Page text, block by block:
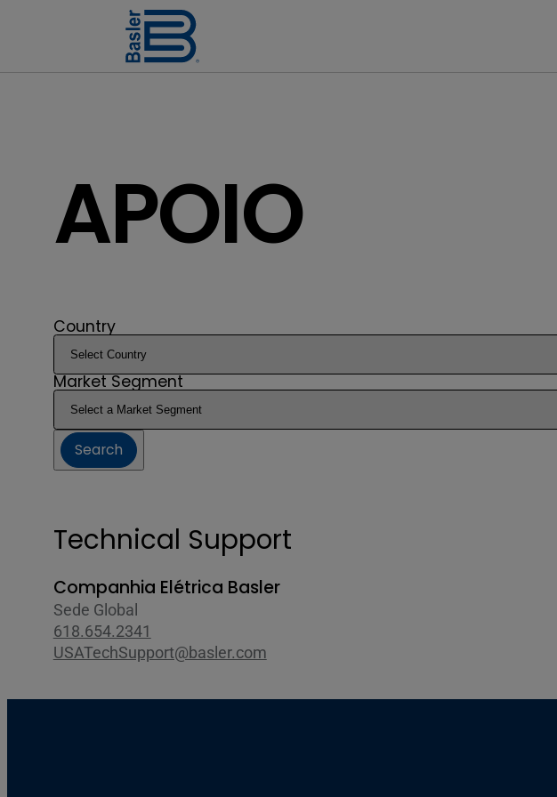
APOIO
Country
Market Segment
Search
Technical Support
Companhia Elétrica Basler
Sede Global
618.654.2341
USATechSupport@basler.com